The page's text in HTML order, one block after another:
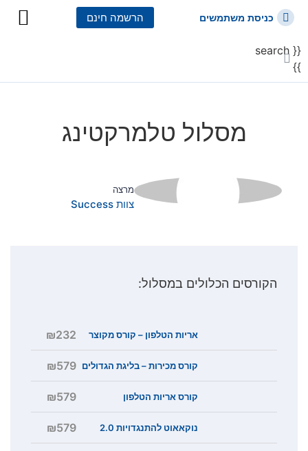
כניסת משתמשים הרשמה חינם
{{ search
}}
מסלול טלמרקטינג
מרצה
צוות Success
הקורסים הכלולים במסלול:
אריות הטלפון – קורס מקוצר ₪232
קורס מכירות – בליגת הגדולים ₪579
קורס אריות הטלפון ₪579
נוקאאוט להתנגדויות 2.0 ₪579